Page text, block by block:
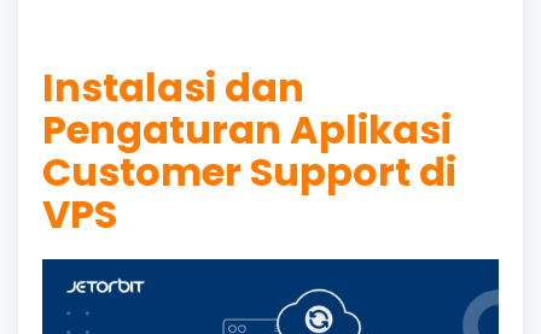
Instalasi dan
Pengaturan Aplikasi
Customer Support di
VPS